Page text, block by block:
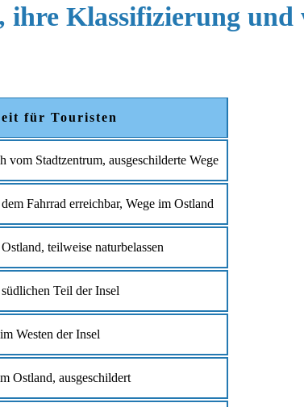
Klassifizierung und
für Touristen
vom Stadtzentrum, ausgeschilderte Wege
Fahrrad erreichbar, Wege im Ostland
teilweise naturbelassen
Teil der Insel
Westen der Insel
Ostland, ausgeschildert